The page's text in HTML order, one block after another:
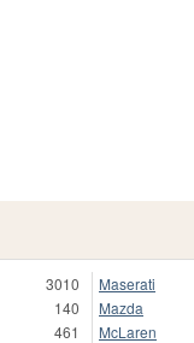
3010
140
461
Maserati
Mazda
McLaren